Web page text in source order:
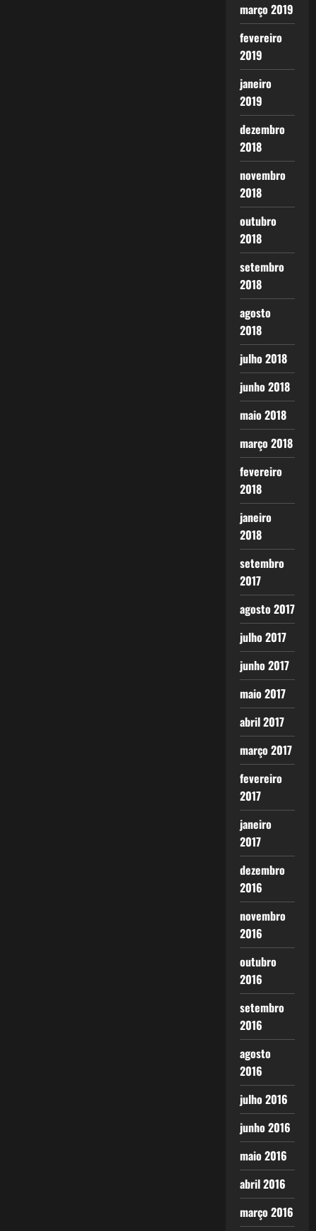
março 2019
fevereiro
2019
janeiro
2019
dezembro
2018
novembro
2018
outubro
2018
setembro
2018
agosto
2018
julho 2018
junho 2018
maio 2018
março 2018
fevereiro
2018
janeiro
2018
setembro
2017
agosto 2017
julho 2017
junho 2017
maio 2017
abril 2017
março 2017
fevereiro
2017
janeiro
2017
dezembro
2016
novembro
2016
outubro
2016
setembro
2016
agosto
2016
julho 2016
junho 2016
maio 2016
abril 2016
março 2016